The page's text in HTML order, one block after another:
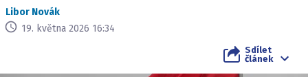
Libor Novák
19. května 2026 16:34
Sdílet
článek